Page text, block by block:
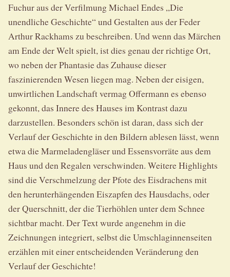
Fuchur aus der Verfilmung Michael Endes „Die
unendliche Geschichte“ und Gestalten aus der Feder
Arthur Rackhams zu beschreiben. Und wenn das Märchen
am Ende der Welt spielt, ist dies genau der richtige Ort,
wo neben der Phantasie das Zuhause dieser
faszinierenden Wesen liegen mag. Neben der eisigen,
unwirtlichen Landschaft vermag Offermann es ebenso
gekonnt, das Innere des Hauses im Kontrast dazu
darzustellen. Besonders schön ist daran, dass sich der
Verlauf der Geschichte in den Bildern ablesen lässt, wenn
etwa die Marmeladengläser und Essensvorräte aus dem
Haus und den Regalen verschwinden. Weitere Highlights
sind die Verschmelzung der Pfote des Eisdrachens mit
den herunterhängenden Eiszapfen des Hausdachs, oder
der Querschnitt, der die Tierhöhlen unter dem Schnee
sichtbar macht. Der Text wurde angenehm in die
Zeichnungen integriert, selbst die Umschlaginnenseiten
erzählen mit einer entscheidenden Veränderung den
Verlauf der Geschichte!